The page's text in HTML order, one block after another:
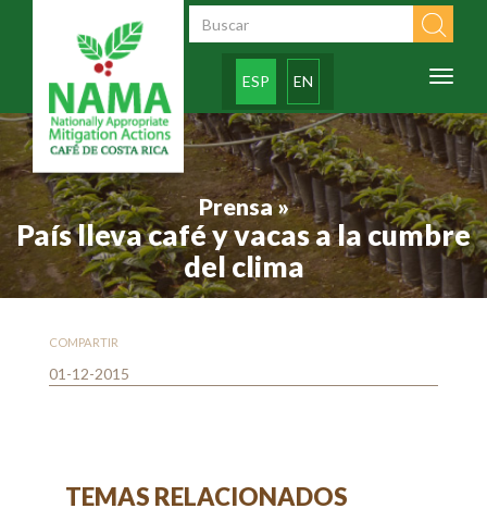
Formulario de
búsqueda
ESP EN
Toggle
Prensa »
País lleva café y vacas a la cumbre
del clima
COMPARTIR
01-12-2015
TEMAS RELACIONADOS